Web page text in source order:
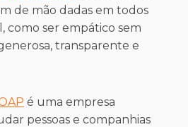
de mão dadas em todos
como ser empático sem
transparente e
é uma empresa
pessoas e companhias